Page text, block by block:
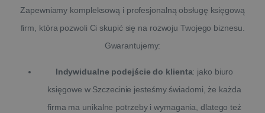
Zapewniamy kompleksową i profesjonalną obsługę księgową
firm, która pozwoli Ci skupić się na rozwoju Twojego biznesu.
Gwarantujemy:
Indywidualne podejście do klienta: jako biuro
księgowe w Szczecinie jesteśmy świadomi, że każda
firma ma unikalne potrzeby i wymagania, dlatego też